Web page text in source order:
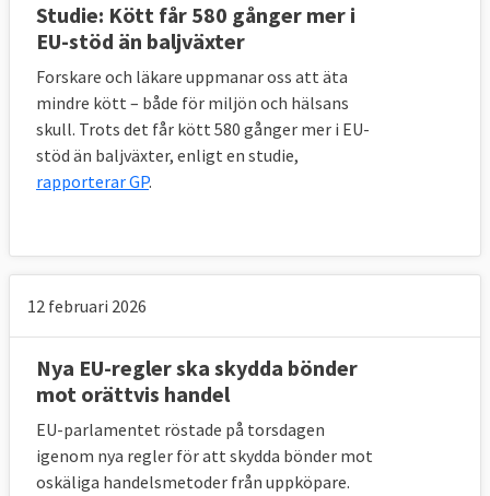
Studie: Kött får 580 gånger mer i
EU-stöd än baljväxter
Forskare och läkare uppmanar oss att äta
mindre kött – både för miljön och hälsans
skull. Trots det får kött 580 gånger mer i EU-
stöd än baljväxter, enligt en studie,
rapporterar GP.
12 februari 2026
Nya EU-regler ska skydda bönder
mot orättvis handel
EU-parlamentet röstade på torsdagen
igenom nya regler för att skydda bönder mot
oskäliga handelsmetoder från uppköpare.